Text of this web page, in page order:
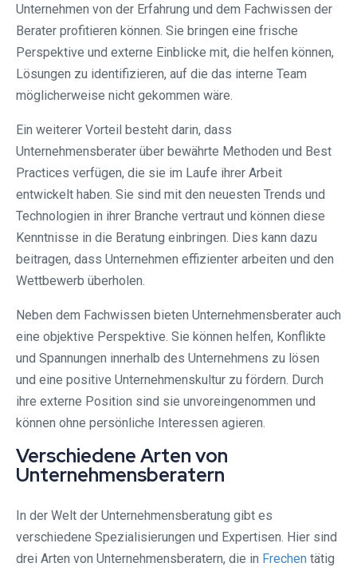
Unternehmen von der Erfahrung und dem Fachwissen der
Berater profitieren können. Sie bringen eine frische
Perspektive und externe Einblicke mit, die helfen können,
Lösungen zu identifizieren, auf die das interne Team
möglicherweise nicht gekommen wäre.
Ein weiterer Vorteil besteht darin, dass
Unternehmensberater über bewährte Methoden und Best
Practices verfügen, die sie im Laufe ihrer Arbeit
entwickelt haben. Sie sind mit den neuesten Trends und
Technologien in ihrer Branche vertraut und können diese
Kenntnisse in die Beratung einbringen. Dies kann dazu
beitragen, dass Unternehmen effizienter arbeiten und den
Wettbewerb überholen.
Neben dem Fachwissen bieten Unternehmensberater auch
eine objektive Perspektive. Sie können helfen, Konflikte
und Spannungen innerhalb des Unternehmens zu lösen
und eine positive Unternehmenskultur zu fördern. Durch
ihre externe Position sind sie unvoreingenommen und
können ohne persönliche Interessen agieren.
Verschiedene Arten von
Unternehmensberatern
In der Welt der Unternehmensberatung gibt es
verschiedene Spezialisierungen und Expertisen. Hier sind
drei Arten von Unternehmensberatern, die in Frechen tätig